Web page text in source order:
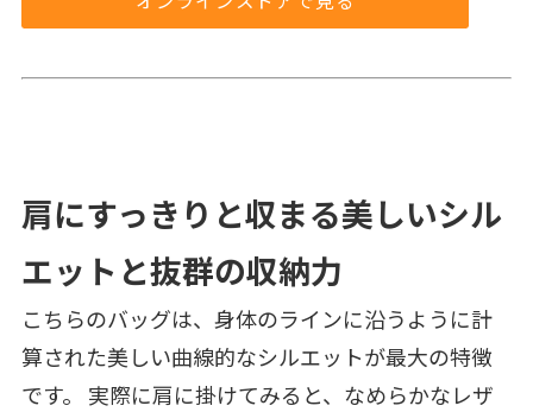
肩にすっきりと収まる美しいシル
エットと抜群の収納力
こちらのバッグは、身体のラインに沿うように計
算された美しい曲線的なシルエットが最大の特徴
です。 実際に肩に掛けてみると、なめらかなレザ